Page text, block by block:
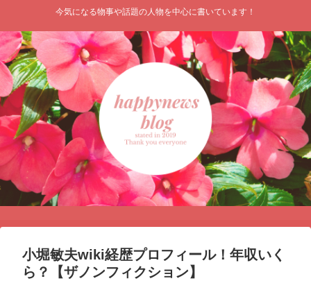
今気になる物事や話題の人物を中心に書いています！
小堀敏夫wiki経歴プロフィール！年収いく
ら？【ザノンフィクション】